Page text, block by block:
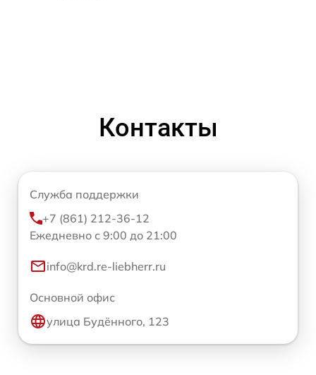
Контакты
Служба поддержки
+7 (861) 212-36-12
Ежедневно с 9:00 до 21:00
info@krd.re-liebherr.ru
Основной офис
улица Будённого, 123